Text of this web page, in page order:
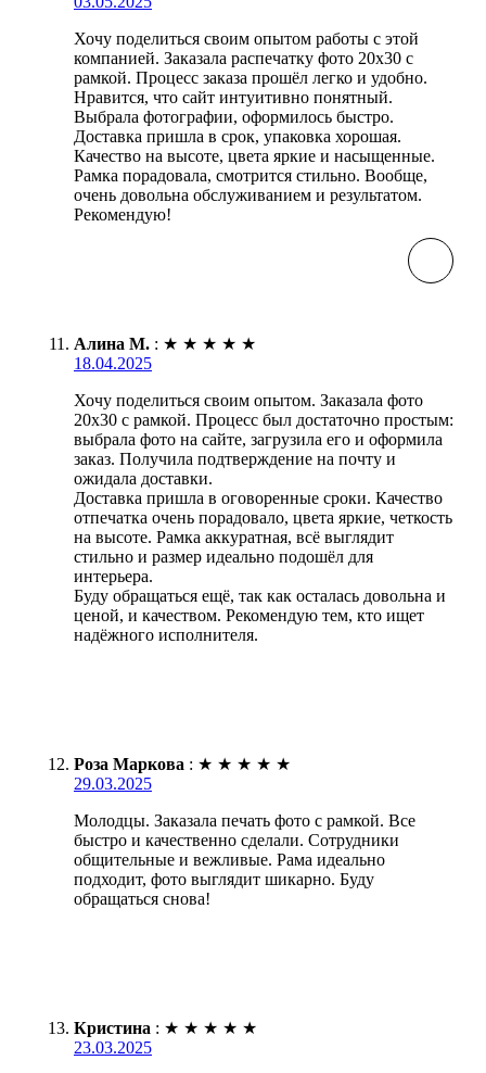
Хочу поделиться своим опытом работы с этой
компанией. Заказала распечатку фото 20х30 с
рамкой. Процесс заказа прошёл легко и удобно.
Нравится, что сайт интуитивно понятный.
Выбрала фотографии, оформилось быстро.
Доставка пришла в срок, упаковка хорошая.
Качество на высоте, цвета яркие и насыщенные.
Рамка порадовала, смотрится стильно. Вообще,
очень довольна обслуживанием и результатом.
Рекомендую!
Алина М. : ★ ★ ★ ★ ★
18.04.2025
Хочу поделиться своим опытом. Заказала фото
20х30 с рамкой. Процесс был достаточно простым:
выбрала фото на сайте, загрузила его и оформила
заказ. Получила подтверждение на почту и
ожидала доставки.
Доставка пришла в оговоренные сроки. Качество
отпечатка очень порадовало, цвета яркие, четкость
на высоте. Рамка аккуратная, всё выглядит
стильно и размер идеально подошёл для
интерьера.
Буду обращаться ещё, так как осталась довольна и
ценой, и качеством. Рекомендую тем, кто ищет
надёжного исполнителя.
Роза Маркова : ★ ★ ★ ★ ★
29.03.2025
Молодцы. Заказала печать фото с рамкой. Все
быстро и качественно сделали. Сотрудники
общительные и вежливые. Рама идеально
подходит, фото выглядит шикарно. Буду
обращаться снова!
Кристина : ★ ★ ★ ★ ★
23.03.2025